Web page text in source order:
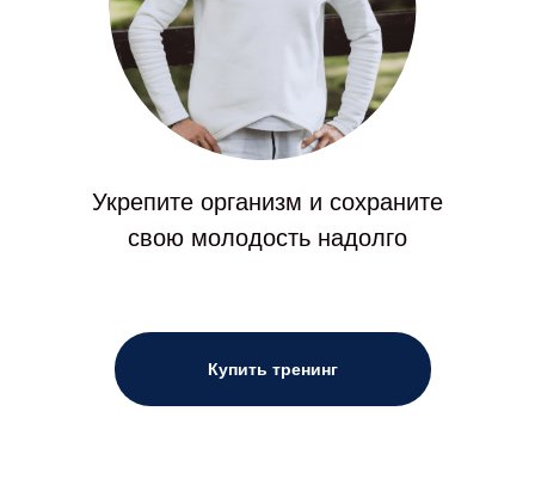
Укрепите организм и сохраните
свою молодость надолго
Купить тренинг